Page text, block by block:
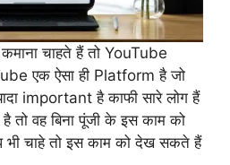
चाहते हैं तो YouTube
एक ऐसा ही Platform है जो
important है काफी सारे लोग हैं
है तो वह बिना पूंजी के इस काम को
चाहे तो इस काम को देख सकते हैं